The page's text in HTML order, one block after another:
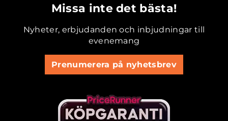
Missa inte det bästa!
Nyheter, erbjudanden och inbjudningar till
evenemang
Prenumerera på nyhetsbrev